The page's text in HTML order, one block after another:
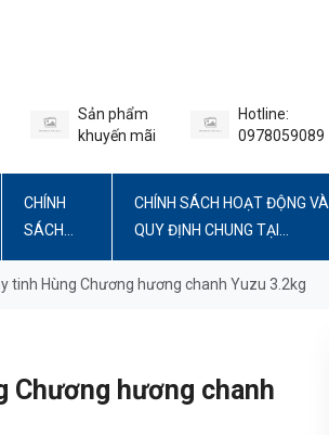
Sản phẩm
khuyến mãi
Hotline:
0978059089
CHÍNH
SÁCH
BẢO MẬT
CHÍNH SÁCH HOẠT ĐỘNG VÀ
QUY ĐỊNH CHUNG TẠI
WEBSITE
tinh Hùng Chương hương chanh Yuzu 3.2kg
Chương hương chanh